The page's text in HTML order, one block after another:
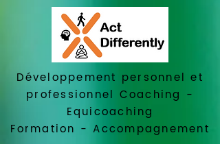
Développement personnel et
professionnel Coaching -
Equicoaching
Formation - Accompagnement